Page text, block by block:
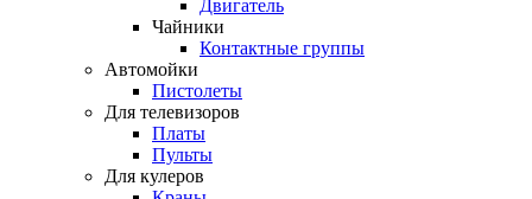
Двигатель
Чайники
Контактные группы
Автомойки
Пистолеты
Для телевизоров
Платы
Пульты
Для кулеров